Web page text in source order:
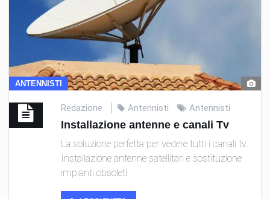
ANTENNISTI
Redazione Antennisti Antennisti
Installazione antenne e canali Tv
La soluzione perfetta per vedere tutti i canali tv.
Installazione antenne satellitari e sostituzione
impianti obsoleti